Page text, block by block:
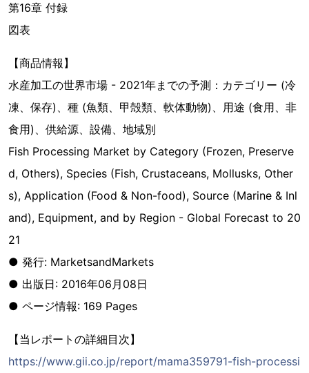
第16章 付録
図表
【商品情報】
水産加工の世界市場 - 2021年までの予測：カテゴリー (冷
凍、保存)、種 (魚類、甲殻類、軟体動物)、用途 (食用、非
食用)、供給源、設備、地域別
Fish Processing Market by Category (Frozen, Preserve
d, Others), Species (Fish, Crustaceans, Mollusks, Other
s), Application (Food & Non-food), Source (Marine & Inl
and), Equipment, and by Region - Global Forecast to 20
21
● 発行: MarketsandMarkets
● 出版日: 2016年06月08日
● ページ情報: 169 Pages
【当レポートの詳細目次】
https://www.gii.co.jp/report/mama359791-fish-processi